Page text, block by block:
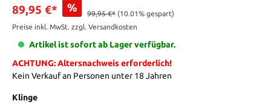
89,95 €* %
99,95 €* (10.01% gespart)
Preise inkl. MwSt. zzgl. Versandkosten
Artikel ist sofort ab Lager verfügbar.
ACHTUNG: Altersnachweis erforderlich!
Kein Verkauf an Personen unter 18 Jahren
Klinge